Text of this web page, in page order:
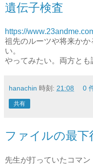
遺伝子検査
https://
祖先のルーツや将来か
い。
やってみたい。両方と
hanachin 時刻: 21:08 0
共有
ファイルの最下
先生が打っていたコマン